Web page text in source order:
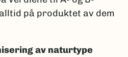
på produktet av dem
av naturtype